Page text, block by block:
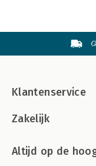
Klantenservice
Zakelijk
Altijd op de